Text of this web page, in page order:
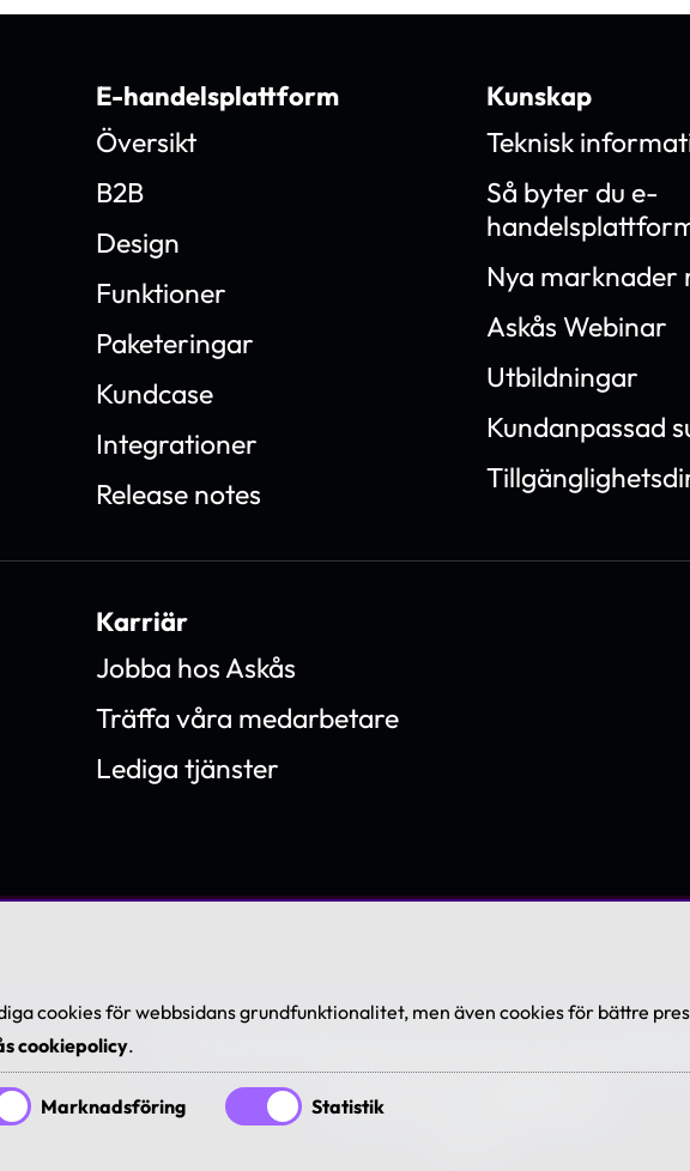
E-handelsplattform
Översikt
B2B
Design
Funktioner
Paketeringar
Kundcase
Integrationer
Release notes
Kunskap
Teknisk
Så byter du e-
Nya marknader
Askås Webinar
Utbildningar
Kundanpassad
Karriär
Jobba hos Askås
Träffa våra medarbetare
Lediga tjänster
cookies för webbsidans grundfunktionalitet, men även cookies för bättre
cookiepolicy.
Marknadsföring Statistik